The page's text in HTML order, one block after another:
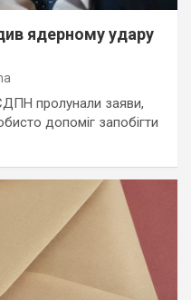
ядерному удару
пролунали заяви,
допоміг запобігти